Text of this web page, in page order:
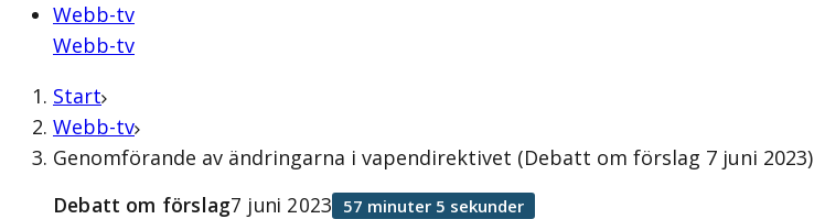
Webb-tv
Webb-tv
Start
Webb-tv
Genomförande av ändringarna i vapendirektivet (Debatt om förslag 7 juni 2023)
Debatt om förslag7 juni 2023 57 minuter 5 sekunder